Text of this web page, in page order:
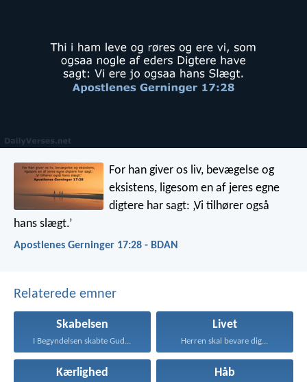
For han giver os liv, bevægelse og
eksistens, ligesom en af jeres egne
digtere har sagt: ‚Vi tilhører også
hans slægt.’
Apostlenes Gerninger 17:28 - BDAN
Relaterede emner
Skabelsen
I Begyndelsen skabte Gud...
Livet
Herren skal bevare dig...
Kærlighed Håb